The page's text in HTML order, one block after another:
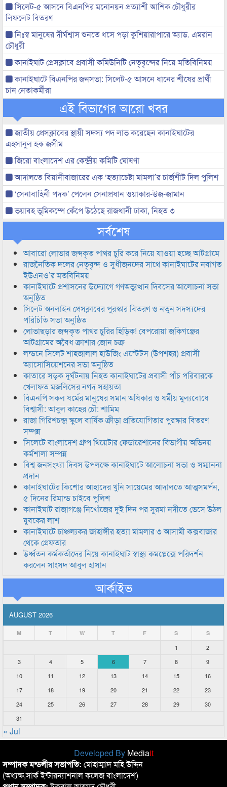
সিলেট-৫ আসনে বিএনপির মনোনয়ন প্রত্যাশী আশিক চৌধুরীর
লিফলেট বিতরণ
নিঃস্ব মানুষের দীর্ঘশ্বাস শুনতে ধসে পড়া কুশিয়ারাপারে অ্যাড. এমরান
চৌধুরী
কানাইঘাট প্রেসক্লাবে প্রবাসী কমিউনিটি নেতৃবৃন্দের নিয়ে মতিবিনিময়
কানাইঘাটে বিএনপির জনসভা: সিলেট-৫ আসনে ধানের শীষের প্রার্থী
চান নেতাকর্মীরা
এই বিভাগের আরো খবর
জাতীয় প্রেসক্লাবের স্থায়ী সদস্য পদ লাভ করেছেন কানাইঘাটের
এহসানুল হক জসীম
জিরো বাংলাদেশ এর কেন্দ্রীয় কমিটি ঘোষণা
আদালতে বিয়ানীবাজারের এক ‘হত্যাচেষ্টা মামলা’র চার্জশীট দিল পুলিশ
‘সেনাবাহিনী পদক’ পেলেন সেনাপ্রধান ওয়াকার-উজ-জামান
ভয়াবহ ভূমিকম্পে কেঁপে উঠেছে রাজধানী ঢাকা, নিহত ৩
সর্বশেষ
আবারো লোভার জব্দকৃত পাথর চুরি করে নিয়ে যাওয়া হচ্ছে আটগ্রামে
রাজনৈতিক দলের নেতৃবৃন্দ ও সুধীজনদের সাথে কানাইঘাটের নবাগত
ইউএনও’র মতবিনিময়
কানাইঘাটে প্রশাসনের উদ্যোগে গণঅভ্যুত্থান দিবসের আলোচনা সভা
অনুষ্ঠিত
সিলেট অনলাইন প্রেসক্লাবের পুরস্কার বিতরণ ও নতুন সদস্যদের
পরিচিতি সভা অনুষ্ঠিত
লোভাছড়ার জব্দকৃত পাথর চুরির হিড়িক! বেপরোয়া জকিগঞ্জের
আটগ্রামের অবৈধ ক্রাশার জোন চক্র
লন্ডনে সিলেট শাহজালাল হাউজিং এস্টেটস (উপশহর) প্রবাসী
অ্যাসোসিয়েশনের সভা অনুষ্ঠিত
কাতারে সড়ক দুর্ঘটনায় নিহত কানাইঘাটের প্রবাসী পাঁচ পরিবারকে
খেলাফত মজলিসের নগদ সহায়তা
বিএনপি সকল ধর্মের মানুষের সমান অধিকার ও ধর্মীয় মুল্যবোধে
বিশ্বাসী: আবুল কাহের চৌ: শামিম
রাজা গিরিশচন্দ্র স্কুলে বার্ষিক ক্রীড়া প্রতিযোগিতার পুরস্কার বিতরণ
সম্পন্ন
সিলেটে বাংলাদেশ গ্রুপ থিয়েটার ফেডারেশানের বিভাগীয় অভিনয়
কর্মশালা সম্পন্ন
বিশ্ব জনসংখ্যা দিবস উপলক্ষে কানাইঘাটে আলোচনা সভা ও সম্মাননা
প্রদান
কানাইঘাটের কিশোর আহাদের খুনি সায়েমের আদালতে আত্মসমর্পন,
৫ দিনের রিমান্ড চাইবে পুলিশ
কানাইঘাট রাজাগঞ্জে নিখোঁজের দুই দিন পর সুরমা নদীতে ভেসে উঠল
যুবকের লাশ
কানাইঘাটে চাঞ্চল্যকর জাহাঙ্গীর হত্যা মামলার ৩ আসামী কক্সবাজার
থেকে গ্রেফতার
উর্ধ্বতন কর্মকর্তাদের নিয়ে কানাইঘাট স্বাস্থ্য কমপ্লেক্সে পরিদর্শন
করলেন সাংসদ আবুল হাসান
আর্কাইভ
AUGUST 2026
M T W T F S S
1
2
3
4 5 6 7 8
9
10
11 12 13 14 15
16
17
18 19 20 21 22
23
24
25 26 27 28 29
30
31
« Jul
Developed By Mediait
সম্পাদক মন্ডলীর সভাপতি: মোহাম্মাদ মহি উদ্দিন
(অধ্যক্ষ,সার্ক ইন্টারন্যাশনাল কলেজ বাংলাদেশ)